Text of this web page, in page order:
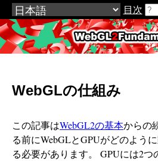
目次
WebGLの仕組み
この記事はWebGL2の基本からの
る前にWebGLとGPUがどのよう
る必要があります。 GPUには2つ